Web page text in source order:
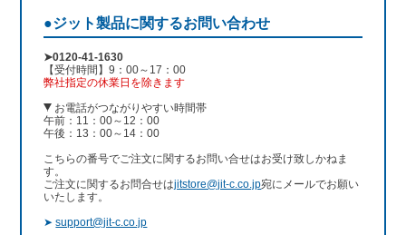
●ジット製品に関するお問い合わせ
➤0120-41-1630
【受付時間】9：00～17：00
弊社指定の休業日を除きます
お電話がつながりやすい時間帯
午前：11：00～12：00
午後：13：00～14：00
こちらの番号でご注文に関するお問い合せはお受け致しかねま
す。
ご注文に関するお問合せはjitstore@jit-c.co.jp宛にメールでお願い
いたします。
➤support@jit-c.co.jp